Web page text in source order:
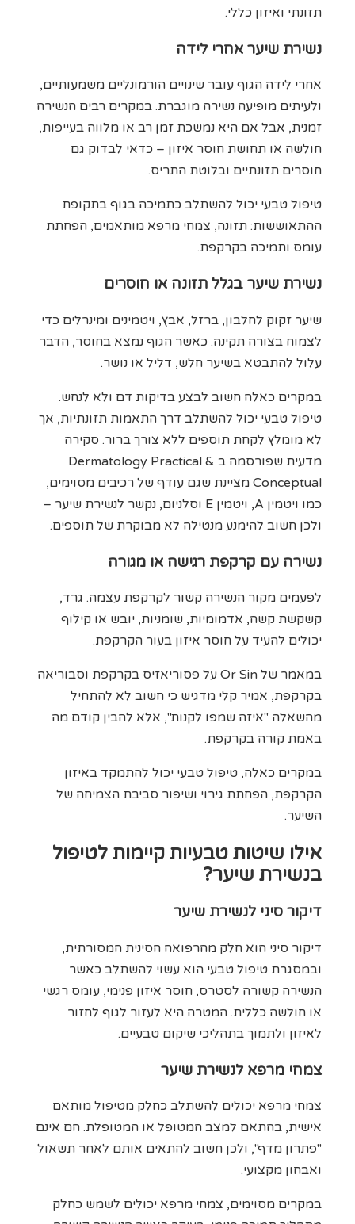
תזונתי ואיזון כללי.
נשירת שיער אחרי לידה
אחרי לידה הגוף עובר שינויים הורמונליים משמעותיים,
ולעיתים מופיעה נשירה מוגברת. במקרים רבים הנשירה
זמנית, אבל אם היא נמשכת זמן רב או מלווה בעייפות,
חולשה או תחושת חוסר איזון – כדאי לבדוק גם
חוסרים תזונתיים ובלוטת התריס.
טיפול טבעי יכול להשתלב כתמיכה בגוף בתקופת
ההתאוששות: תזונה, צמחי מרפא מותאמים, הפחתת
עומס ותמיכה בקרקפת.
נשירת שיער בגלל תזונה או חוסרים
שיער זקוק לחלבון, ברזל, אבץ, ויטמינים ומינרלים כדי
לצמוח בצורה תקינה. כאשר הגוף נמצא בחוסר, הדבר
עלול להתבטא בשיער חלש, דליל או נושר.
במקרים כאלה חשוב לבצע בדיקות דם ולא לנחש.
טיפול טבעי יכול להשתלב דרך התאמות תזונתיות, אך
לא מומלץ לקחת תוספים ללא צורך ברור. סקירה
מדעית שפורסמה ב Dermatology Practical &
Conceptual מציינת שגם עודף של רכיבים מסוימים,
כמו ויטמין A, ויטמין E וסלניום, נקשר לנשירת שיער –
ולכן חשוב להימנע מנטילה לא מבוקרת של תוספים.
נשירה עם קרקפת רגישה או מגורה
לפעמים מקור הנשירה קשור לקרקפת עצמה. גרד,
קשקשת קשה, אדמומיות, שומניות, יובש או קילוף
יכולים להעיד על חוסר איזון בעור הקרקפת.
במאמר של Or Sin על פסוריאזיס בקרקפת וסבוריאה
בקרקפת, אמיר קלי מדגיש כי חשוב לא להתחיל
מהשאלה "איזה שמפו לקנות", אלא להבין קודם מה
באמת קורה בקרקפת.
במקרים כאלה, טיפול טבעי יכול להתמקד באיזון
הקרקפת, הפחתת גירוי ושיפור סביבת הצמיחה של
השיער.
אילו שיטות טבעיות קיימות לטיפול
בנשירת שיער?
דיקור סיני לנשירת שיער
דיקור סיני הוא חלק מהרפואה הסינית המסורתית,
ובמסגרת טיפול טבעי הוא עשוי להשתלב כאשר
הנשירה קשורה לסטרס, חוסר איזון פנימי, עומס רגשי
או חולשה כללית. המטרה היא לעזור לגוף לחזור
לאיזון ולתמוך בתהליכי שיקום טבעיים.
צמחי מרפא לנשירת שיער
צמחי מרפא יכולים להשתלב כחלק מטיפול מותאם
אישית, בהתאם למצב המטופל או המטופלת. הם אינם
"פתרון מדף", ולכן חשוב להתאים אותם לאחר תשאול
ואבחון מקצועי.
במקרים מסוימים, צמחי מרפא יכולים לשמש כחלק